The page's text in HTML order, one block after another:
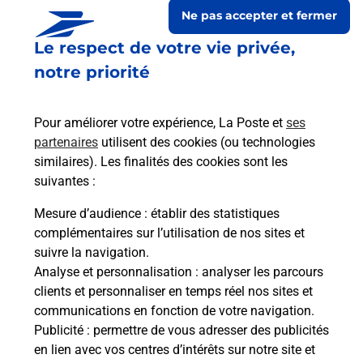
Le respect de votre vie privée,
notre priorité
Pour améliorer votre expérience, La Poste et ses
partenaires utilisent des cookies (ou technologies
similaires). Les finalités des cookies sont les
suivantes :
Mesure d’audience : établir des statistiques
complémentaires sur l’utilisation de nos sites et
suivre la navigation.
Analyse et personnalisation : analyser les parcours
clients et personnaliser en temps réel nos sites et
communications en fonction de votre navigation.
Publicité : permettre de vous adresser des publicités
en lien avec vos centres d’intérêts sur notre site et
Ne pas accepter et fermer
Collecte du courrier aujourd'hui à 09h00
73 Rue De La Mairie
29190 Lothey
Itinéraire
Le lien s'ouvre dans un nouvel onglet